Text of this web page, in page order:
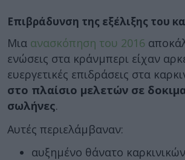
Επιβράδυνση της εξέλιξης του
Μια ανασκόπηση του 2016
ενώσεις στα κράνμπερι είχαν
ευεργετικές επιδράσεις στα
στο πλαίσιο μελετών σε
σωλήνες.
Αυτές περιελάμβαναν:
αυξημένο θάνατο